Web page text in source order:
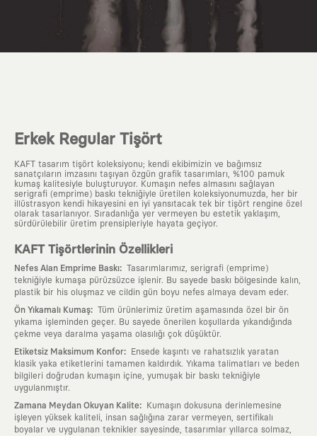
Erkek Regular Tişört
KAFT tasarım tişört koleksiyonu; kendi ekibimizin ve bağımsız
sanatçıların imzasını taşıyan özgün grafik tasarımları, %100 pamuk
kumaş kalitesiyle buluşturuyor. Kumaşın nefes almasını sağlayan
serigrafi (emprime) baskı tekniğiyle üretilen koleksiyonumuzda, her bir
illüstrasyon kendi hikayesini en iyi yansıtacak tek bir tişört rengine özel
olarak tasarlanıyor. Sıradanlığa yer vermeyen bu estetik yaklaşım,
sürdürülebilir üretim prensipleriyle hayata geçiyor.
KAFT Tişörtlerinin Özellikleri
Nefes Alan Emprime Baskı: Tasarımlarımız, serigrafi (emprime)
tekniğiyle kumaşa pürüzsüzce işlenir. Bu sayede baskı bölgesinde kalın,
plastik bir his oluşmaz ve cildin gün boyu nefes almaya devam eder.
Ön Yıkamalı Kumaş: Tüm ürünlerimiz üretim aşamasında özel bir ön
yıkama işleminden geçer. Bu sayede önerilen koşullarda yıkandığında
çekme veya daralma yaşama olasılığı çok düşüktür.
Etiketsiz Maksimum Konfor:
Ensede kaşıntı ve rahatsızlık yaratan
klasik yaka etiketlerini tamamen kaldırdık. Yıkama talimatları ve beden
bilgileri doğrudan kumaşın içine, yumuşak bir baskı tekniğiyle
uygulanmıştır.
Zamana Meydan Okuyan Kalite:
Kumaşın dokusuna derinlemesine
işleyen yüksek kaliteli, insan sağlığına zarar vermeyen, sertifikalı
boyalar ve uygulanan teknikler sayesinde, tasarımlar yıllarca solmaz,